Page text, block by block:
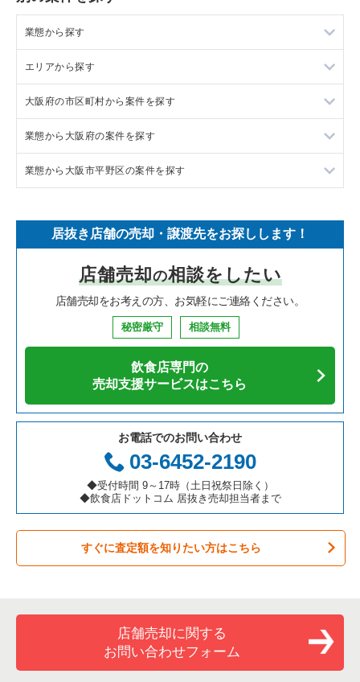
業態から探す
ラーメンの居抜き売却物件の案件一覧
フランス料理の居抜き売却物件の案件一覧
イタリア料理の居抜き売却物件の案件一覧
中華の居抜き売却物件の案件一覧
寿司の居抜き売却物件の案件一覧
焼肉の居抜き売却物件の案件一覧
鉄板焼き・お好み焼の居抜き売却物件の案件一覧
カフェの居抜き売却物件の案件一覧
テイクアウトの居抜き売却物件の案件一覧
お弁当・惣菜・デリの居抜き売却物件の案件一覧
カラオケ・パブ・スナックの居抜き売却物件の案件一覧
バーの居抜き売却物件の案件一覧
居酒屋・ダイニングバーの居抜き売却物件の案件一覧
洋食の居抜き売却物件の案件一覧
エリアから探す
東京23区の飲食店の居抜き売却物件の案件一覧
東京都下の飲食店の居抜き売却物件の案件一覧
千葉県の飲食店の居抜き売却物件の案件一覧
神奈川県の飲食店の居抜き売却物件の案件一覧
大阪府の飲食店の居抜き売却物件の案件一覧
兵庫県の飲食店の居抜き売却物件の案件一覧
愛知県の飲食店の居抜き売却物件の案件一覧
岐阜県の飲食店の居抜き売却物件の案件一覧
三重県の飲食店の居抜き売却物件の案件一覧
大阪府の市区町村から案件を探す
大阪市北区の飲食店の居抜き売却物件の案件一覧
大阪市中央区の飲食店の居抜き売却物件の案件一覧
堺市北区の飲食店の居抜き売却物件の案件一覧
堺市中区の飲食店の居抜き売却物件の案件一覧
大阪市西区の飲食店の居抜き売却物件の案件一覧
大阪市福島区の飲食店の居抜き売却物件の案件一覧
豊中市の飲食店の居抜き売却物件の案件一覧
大阪市都島区の飲食店の居抜き売却物件の案件一覧
大阪市阿倍野区の飲食店の居抜き売却物件の案件一覧
東大阪市の飲食店の居抜き売却物件の案件一覧
吹田市の飲食店の居抜き売却物件の案件一覧
大阪市東住吉区の飲食店の居抜き売却物件の案件一覧
業態から大阪府の案件を探す
大阪府のラーメンの居抜き売却物件の案件一覧
大阪府のイタリア料理の居抜き売却物件の案件一覧
大阪府の中華の居抜き売却物件の案件一覧
大阪府のそば・うどんの居抜き売却物件の案件一覧
大阪府の焼肉の居抜き売却物件の案件一覧
大阪府の鉄板焼き・お好み焼の居抜き売却物件の案件一覧
大阪府のアジア料理の居抜き売却物件の案件一覧
大阪府のカフェの居抜き売却物件の案件一覧
大阪府のテイクアウトの居抜き売却物件の案件一覧
大阪府のお弁当・惣菜・デリの居抜き売却物件の案件一覧
大阪府のバーの居抜き売却物件の案件一覧
大阪府の居酒屋・ダイニングバーの居抜き売却物件の案件一覧
業態から大阪市平野区の案件を探す
大阪市平野区の居酒屋・ダイニングバーの居抜き売却物件の案
大阪市平野区のその他の居抜き売却物件の案件一覧
居抜き店舗の売却・譲渡先をお探しします！
店舗売却の相談をしたい
店舗売却をお考えの方、お気軽にご連絡ください。
秘密厳守 相談無料
飲食店専門の
売却支援サービスはこちら
お電話でのお問い合わせ
03-6452-2190
◆受付時間 9～17時（土日祝祭日除く）
◆飲食店ドットコム 居抜き売却担当者まで
すぐに査定額を知りたい方はこちら
店舗売却に関する
お問い合わせフォーム